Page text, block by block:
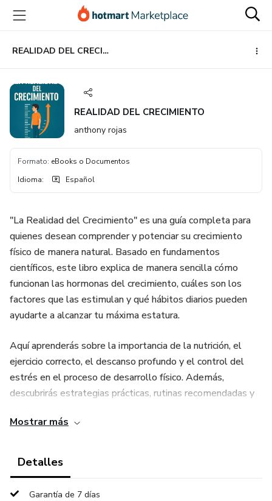
principal
página
de
página
REALIDAD DEL CRECIMIENTO
REALIDAD DEL CRECIMIENTO
anthony rojas
Formato: eBooks o Documentos
Idioma: Español
"La Realidad del Crecimiento" es una guía completa para
quienes desean comprender y potenciar su crecimiento
físico de manera natural. Basado en fundamentos
científicos, este libro explica de manera sencilla cómo
funcionan las hormonas del crecimiento, cuáles son los
factores que las estimulan y qué hábitos diarios pueden
ayudarte a alcanzar tu máxima estatura.
Aquí aprenderás sobre la importancia de la nutrición, el
ejercicio correcto, el descanso profundo y el control del
estrés en el proceso de desarrollo físico. Además,
descubrirás estrategias prácticas, rutinas recomendadas y
las etapas clave de la vida.
Dirigido a adolescentes, jóvenes adultos y a padres que
recurso indispensable para quienes buscan crecer de forma
Mostrar más
Detalles
Garantía de 7 días